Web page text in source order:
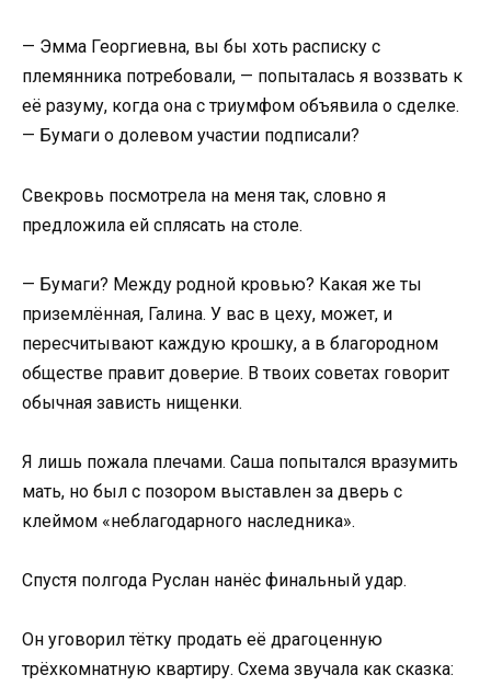
— Эмма Георгиевна, вы бы хоть расписку с
племянника потребовали, — попыталась я воззвать к
её разуму, когда она с триумфом объявила о сделке.
— Бумаги о долевом участии подписали?
Свекровь посмотрела на меня так, словно я
предложила ей сплясать на столе.
— Бумаги? Между родной кровью? Какая же ты
приземлённая, Галина. У вас в цеху, может, и
пересчитывают каждую крошку, а в благородном
обществе правит доверие. В твоих советах говорит
обычная зависть нищенки.
Я лишь пожала плечами. Саша попытался вразумить
мать, но был с позором выставлен за дверь с
клеймом «неблагодарного наследника».
Спустя полгода Руслан нанёс финальный удар.
Он уговорил тётку продать её драгоценную
трёхкомнатную квартиру. Схема звучала как сказка: